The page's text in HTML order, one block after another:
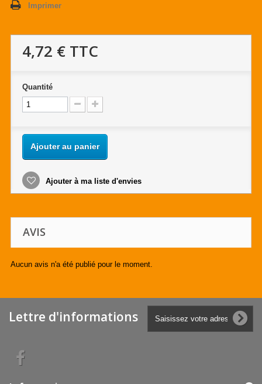
Imprimer
4,72 € TTC
Quantité
Ajouter au panier
Ajouter à ma liste d'envies
AVIS
Aucun avis n'a été publié pour le moment.
Lettre d'informations